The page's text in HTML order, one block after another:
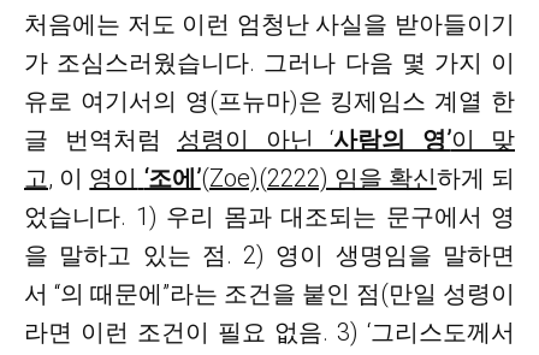
처음에는 저도 이런 엄청난 사실을 받아들이기
가 조심스러웠습니다. 그러나 다음 몇 가지 이
유로 여기서의 영(프뉴마)은 킹제임스 계열 한
글 번역처럼 성령이 아닌 ‘사람의 영’이 맞
고, 이 영이 ‘조에’(Zoe)(2222) 임을 확신하게 되
었습니다. 1) 우리 몸과 대조되는 문구에서 영
을 말하고 있는 점. 2) 영이 생명임을 말하면
서 “의 때문에”라는 조건을 붙인 점(만일 성령이
라면 이런 조건이 필요 없음. 3) ‘그리스도께서